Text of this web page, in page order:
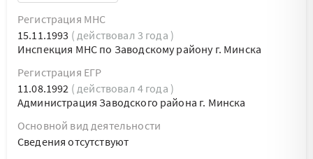
Регистрация МНС
15.11.1993 ( действовал 3 года )
Инспекция МНС по Заводскому району г. Минска
Регистрация ЕГР
11.08.1992 ( действовал 4 года )
Администрация Заводского района г. Минска
Основной вид деятельности
Cведения отсутствуют